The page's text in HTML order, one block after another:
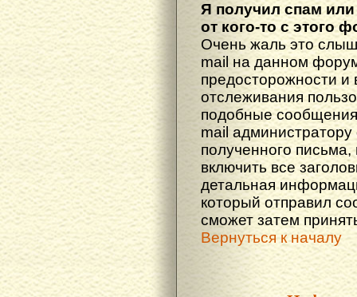
Я получил спам
от кого-то с этого
Очень жаль это
mail на данном
предосторожности и
отслеживания
подобные
mail
полученного
включить все
детальная
который отправил
сможет затем
Вернуться к началу